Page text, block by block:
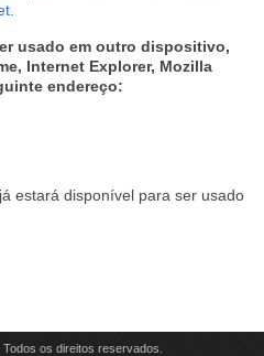
usado em outro dispositivo,
Internet Explorer, Mozilla
endereço:
estará disponível para ser usado
os direitos reservados.